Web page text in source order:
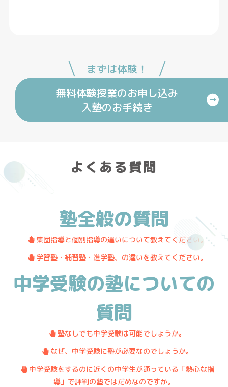
まずは体験！
無料体験授業のお申し込み
入塾のお手続き
よくある質問
塾全般の質問
. 集団指導と個別指導の違いについて教えてください。
. 学習塾・補習塾・進学塾、の違いを教えてください。
中学受験の塾についての
質問
.塾なしでも中学受験は可能でしょうか。
. なぜ、中学受験に塾が必要なのでしょうか。
. 中学受験をするのに近くの中学生が通っている「熱心な指
導」で評判の塾ではだめなのですか。